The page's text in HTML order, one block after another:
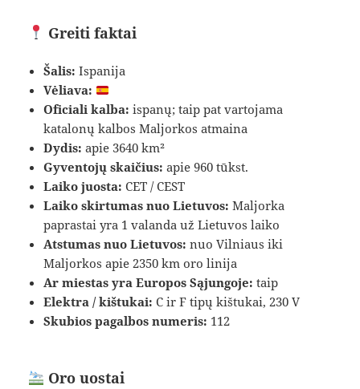
Greiti faktai
Šalis: Ispanija
Vėliava:
Oficiali kalba: ispanų; taip pat vartojama
katalonų kalbos Maljorkos atmaina
Dydis: apie 3640 km²
Gyventojų skaičius: apie 960 tūkst.
Laiko juosta: CET / CEST
Laiko skirtumas nuo Lietuvos: Maljorka
paprastai yra 1 valanda už Lietuvos laiko
Atstumas nuo Lietuvos: nuo Vilniaus iki
Maljorkos apie 2350 km oro linija
Ar miestas yra Europos Sąjungoje: taip
Elektra / kištukai: C ir F tipų kištukai, 230 V
Skubios pagalbos numeris: 112
Oro uostai